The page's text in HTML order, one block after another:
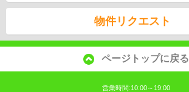
物件リクエスト
ページトップに戻る
営業時間:10:00～19:00